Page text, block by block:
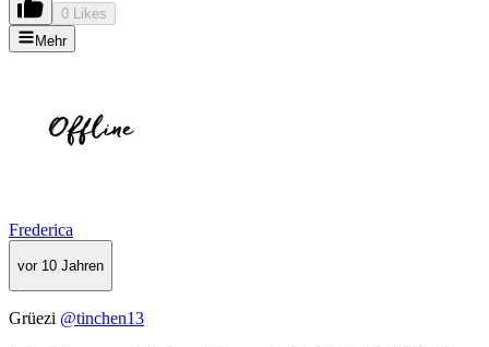
0 Likes
Mehr
Frederica
vor 10 Jahren
Grüezi @tinchen13